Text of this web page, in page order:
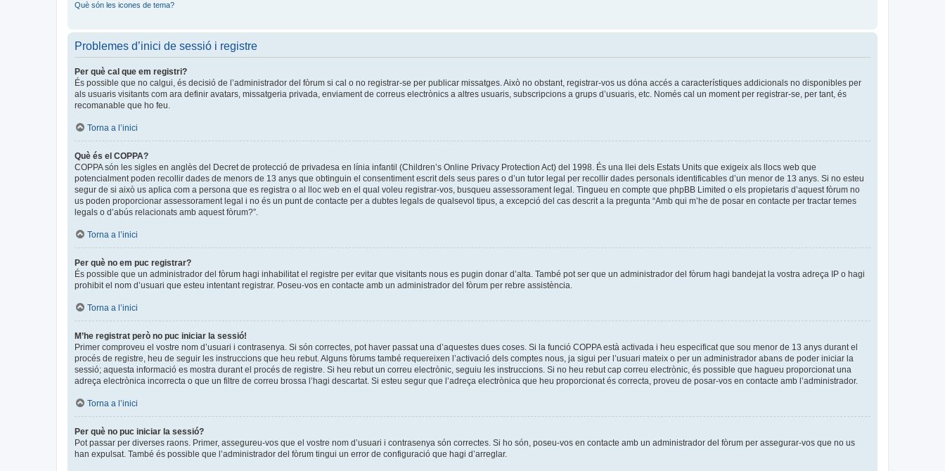
Què són les icones de tema?
Problemes d’inici de sessió i registre
Per què cal que em registri?
És possible que no calgui, és decisió de l’administrador del fòrum si cal o no registrar-se per publicar missatges. Això no obstant, registrar-vos us dóna accés a característiques addicionals no disponibles per
als usuaris visitants com ara definir avatars, missatgeria privada, enviament de correus electrònics a altres usuaris, subscripcions a grups d’usuaris, etc. Només cal un moment per registrar-se, per tant, és
recomanable que ho feu.
Torna a l’inici
Què és el COPPA?
COPPA són les sigles en anglès del Decret de protecció de privadesa en línia infantil (Children’s Online Privacy Protection Act) del 1998. És una llei dels Estats Units que exigeix als llocs web que
potencialment poden recollir dades de menors de 13 anys que obtinguin el consentiment escrit dels seus pares o d’un tutor legal per recollir dades personals identificables d’un menor de 13 anys. Si no esteu
segur de si això us aplica com a persona que es registra o al lloc web en el qual voleu registrar-vos, busqueu assessorament legal. Tingueu en compte que phpBB Limited o els propietaris d’aquest fòrum no
us poden proporcionar assessorament legal i no és un punt de contacte per a dubtes legals de qualsevol tipus, a excepció del cas descrit a la pregunta “Amb qui m’he de posar en contacte per tractar temes
legals o d’abús relacionats amb aquest fòrum?”.
Torna a l’inici
Per què no em puc registrar?
És possible que un administrador del fòrum hagi inhabilitat el registre per evitar que visitants nous es pugin donar d’alta. També pot ser que un administrador del fòrum hagi bandejat la vostra adreça IP o hagi
prohibit el nom d’usuari que esteu intentant registrar. Poseu-vos en contacte amb un administrador del fòrum per rebre assistència.
Torna a l’inici
M’he registrat però no puc iniciar la sessió!
Primer comproveu el vostre nom d’usuari i contrasenya. Si són correctes, pot haver passat una d’aquestes dues coses. Si la funció COPPA està activada i heu especificat que sou menor de 13 anys durant el
procés de registre, heu de seguir les instruccions que heu rebut. Alguns fòrums també requereixen l’activació dels comptes nous, ja sigui per l’usuari mateix o per un administrador abans de poder iniciar la
sessió; aquesta informació es mostra durant el procés de registre. Si heu rebut un correu electrònic, seguiu les instruccions. Si no heu rebut cap correu electrònic, és possible que hagueu proporcionat una
adreça electrònica incorrecta o que un filtre de correu brossa l’hagi descartat. Si esteu segur que l’adreça electrònica que heu proporcionat és correcta, proveu de posar-vos en contacte amb l’administrador.
Torna a l’inici
Per què no puc iniciar la sessió?
Pot passar per diverses raons. Primer, assegureu-vos que el vostre nom d’usuari i contrasenya són correctes. Si ho són, poseu-vos en contacte amb un administrador del fòrum per assegurar-vos que no us
han expulsat. També és possible que l’administrador del fòrum tingui un error de configuració que hagi d’arreglar.